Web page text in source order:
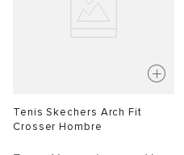
Tenis Skechers Arch Fit
Crosser Hombre